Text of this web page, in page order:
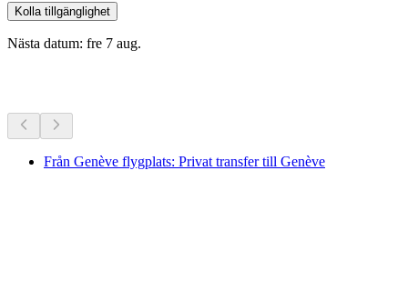
Kolla tillgänglighet
Nästa datum: fre 7 aug.
Från Genève flygplats: Privat transfer till Genève